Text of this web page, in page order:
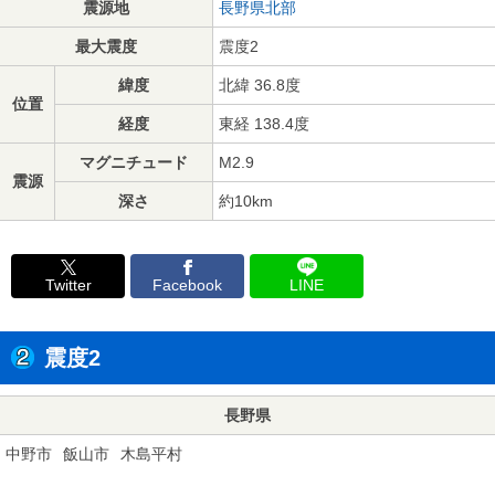
震源地 長野県北部
最大震度 震度2
位置
緯度 北緯 36.8度
経度 東経 138.4度
震源
マグニチュード M2.9
深さ 約10km
Twitter Facebook LINE
震度2
長野県
中野市 飯山市 木島平村